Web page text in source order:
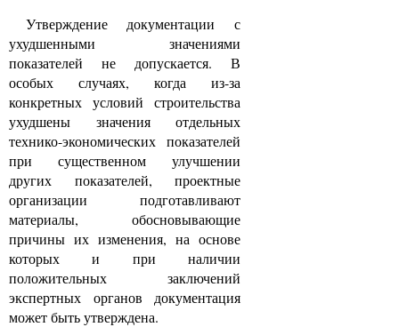
Утверждение документации с
ухудшенными значениями
показателей не допускается. В
особых случаях, когда из-за
конкретных условий строительства
ухудшены значения отдельных
технико-экономических показателей
при существенном улучшении
других показателей, проектные
организации подготавливают
материалы, обосновывающие
причины их изменения, на основе
которых и при наличии
положительных заключений
экспертных органов документация
может быть утверждена.